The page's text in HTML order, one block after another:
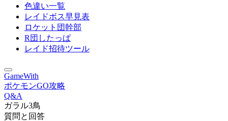
色違い一覧
レイドボス早見表
ロケット団幹部
R団したっぱ
レイド招待ツール
GameWith
ポケモンGO攻略
Q&A
ガラル3鳥
質問と回答